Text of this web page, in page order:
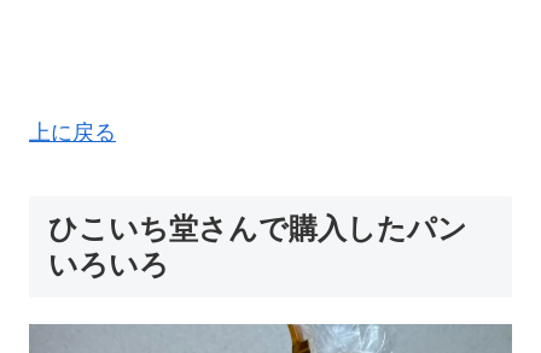
上に戻る
ひこいち堂さんで購入したパン
いろいろ